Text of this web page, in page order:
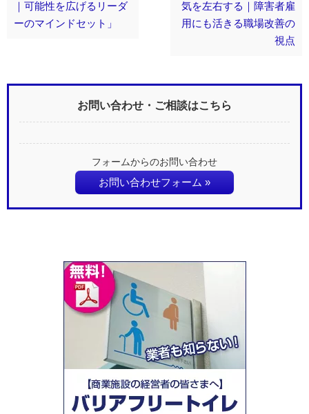
｜可能性を広げるリーダ
ーのマインドセット」
気を左右する｜障害者雇
用にも活きる職場改善の
視点
お問い合わせ・ご相談はこちら
フォームからのお問い合わせ
お問い合わせフォーム »